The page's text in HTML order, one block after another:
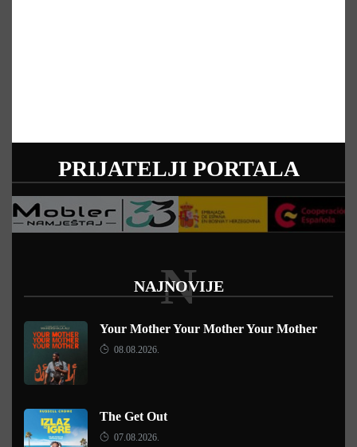
PRIJATELJI PORTALA
NAJNOVIJE
N
Your Mother Your Mother Your Mother
08.08.2026.
The Get Out
07.08.2026.